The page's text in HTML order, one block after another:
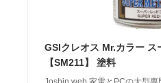
GSIクレオス Mr.カラー ス
【SM211】 塗料